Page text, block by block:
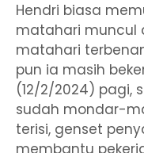
Hendri biasa
matahari muncul
matahari
pun ia masih
(12/2/2024) pagi,
sudah mondar-
terisi, genset